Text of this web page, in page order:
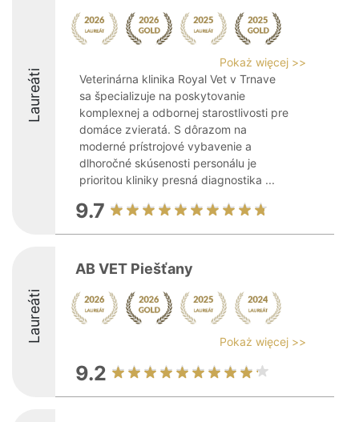
Laureáti
Pokaż więcej >>
Veterinárna klinika Royal Vet v Trnave
sa špecializuje na poskytovanie
komplexnej a odbornej starostlivosti pre
domáce zvieratá. S dôrazom na
moderné prístrojové vybavenie a
dlhoročné skúsenosti personálu je
prioritou kliniky presná diagnostika ...
9.7
Laureáti
AB VET Piešťany
Pokaż więcej >>
9.2